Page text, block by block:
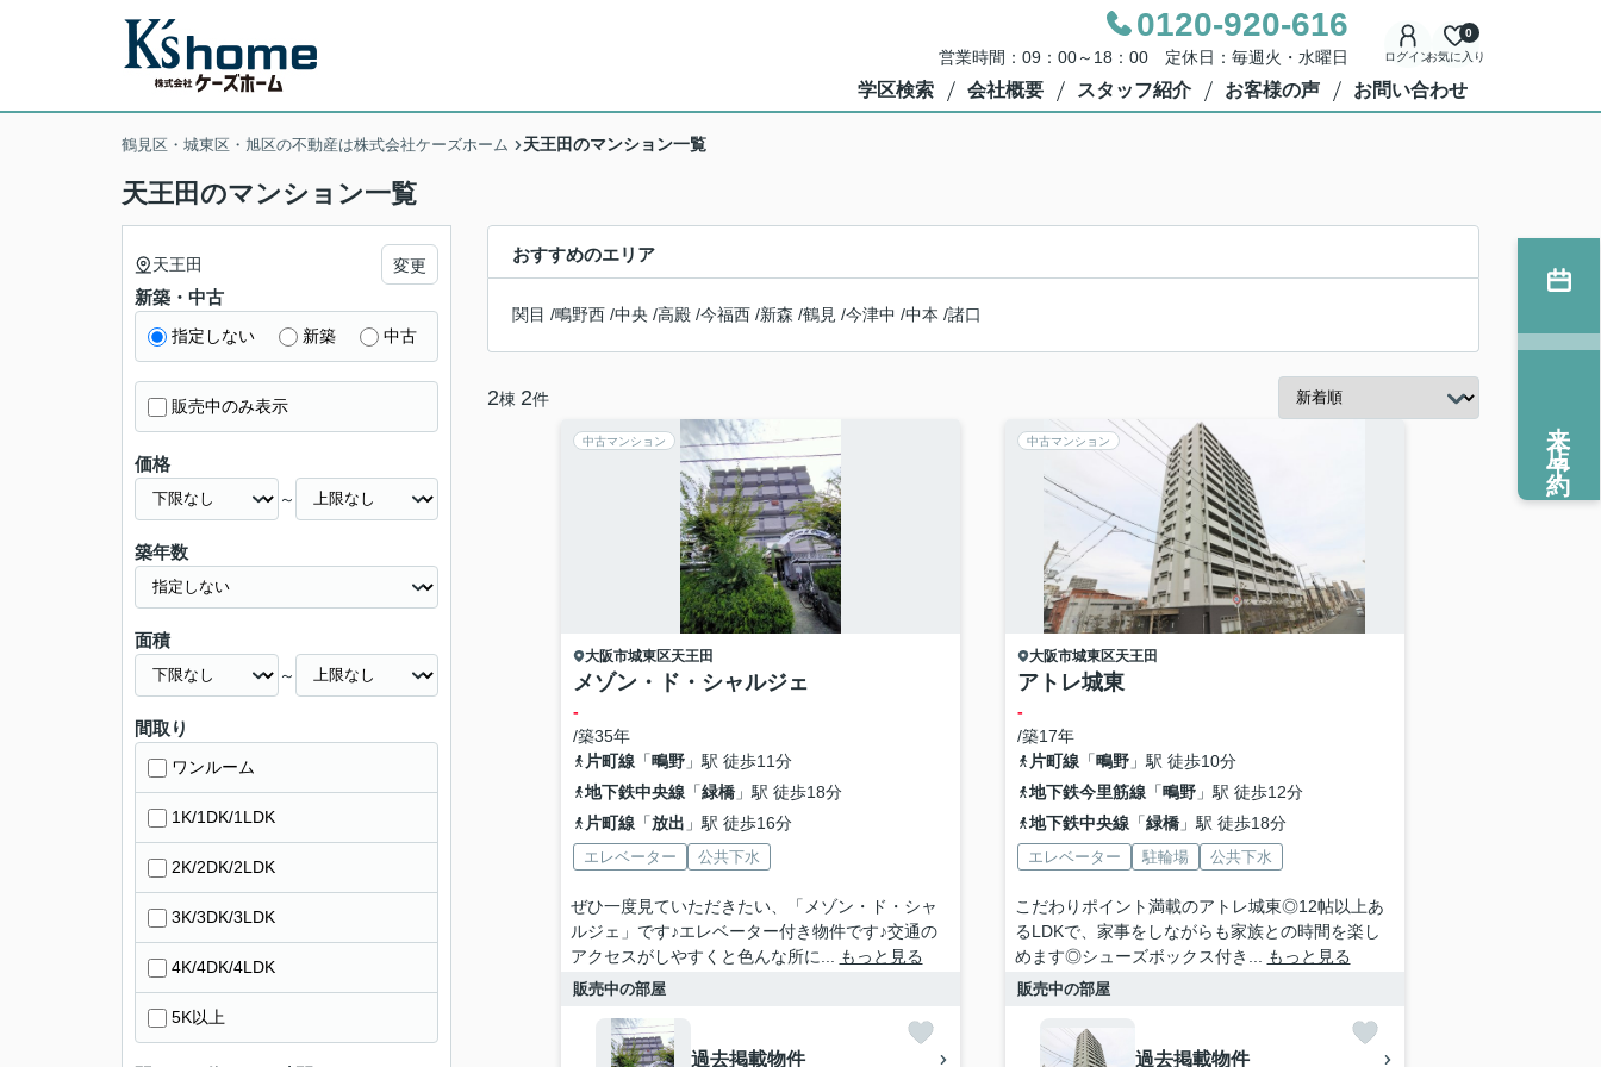
0120-920-616
営業時間：09：00～18：00 定休日：毎週火・水曜日 ログインお気に入り
0
学区検索 会社概要 スタッフ紹介 お客様の声 お問い合わせ
鶴見区・城東区・旭区の不動産は株式会社ケーズホーム 天王田のマンション一覧
天王田のマンション一覧
おすすめのエリア
関目 /鴫野西 /中央 /高殿 /今福西 /新森 /鶴見 /今津中 /中本 /諸口
2棟 2件
中古マンション
大阪市城東区天王田
メゾン・ド・シャルジェ
-
/築35年
片町線「鴫野」駅 徒歩11分
地下鉄中央線「緑橋」駅 徒歩18分
片町線「放出 」駅 徒歩16分
エレベーター 公共下水
ぜひ一度見ていただきたい、「メゾン・ド・シャ
ルジェ」です♪エレベーター付き物件です♪交通の
アクセスがしやすくと色んな所に...
もっと見る
販売中の部屋
過去掲載物件
中古マンション
大阪市城東区天王田
アトレ城東
-
/築17年
片町線「鴫野」駅 徒歩10分
地下鉄今里筋線「鴫野」駅 徒歩12分
地下鉄中央線「緑橋」駅 徒歩18分
エレベーター 駐輪場 公共下水
こだわりポイント満載のアトレ城東◎12帖以上あ
るLDKで、家事をしながらも家族との時間を楽し
めます◎シューズボックス付き...
もっと見る
販売中の部屋
過去掲載物件
天王田 変更
新築・中古
指定しない 新築 中古
販売中のみ表示
価格
～
築年数
面積
～
間取り
ワンルーム
1K/1DK/1LDK
2K/2DK/2LDK
3K/3DK/3LDK
4K/4DK/4LDK
5K以上
来店予約